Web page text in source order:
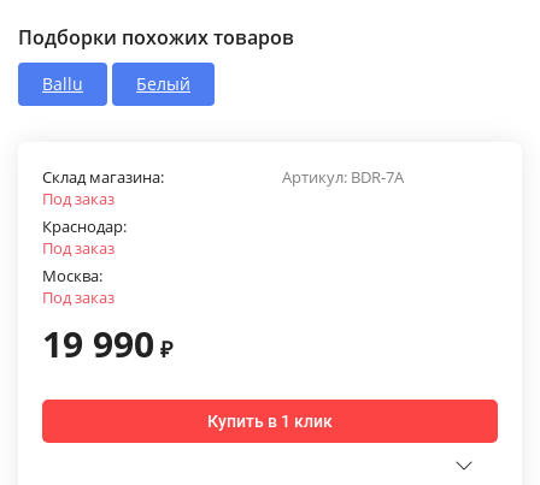
Подборки похожих товаров
Ballu Белый
Артикул: BDR-7A
Склад магазина:
Под заказ
Краснодар:
Под заказ
Москва:
Под заказ
19 990 ₽
Купить в 1 клик